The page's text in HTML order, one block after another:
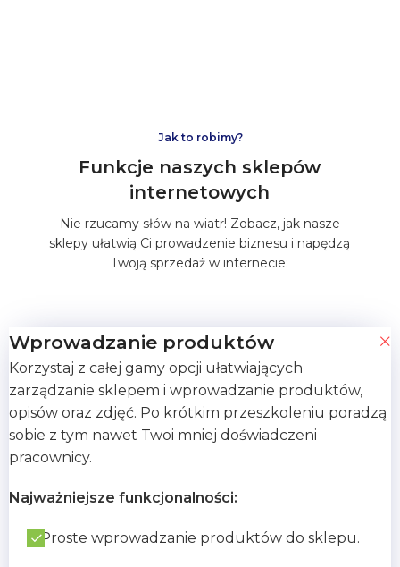
Jak to robimy?
Funkcje naszych sklepów
internetowych
Nie rzucamy słów na wiatr! Zobacz, jak nasze
sklepy ułatwią Ci prowadzenie biznesu i napędzą
Twoją sprzedaż w internecie:
Wprowadzanie produktów
Korzystaj z całej gamy opcji ułatwiających
zarządzanie sklepem i wprowadzanie produktów,
opisów oraz zdjęć. Po krótkim przeszkoleniu poradzą
sobie z tym nawet Twoi mniej doświadczeni
pracownicy.
Najważniejsze funkcjonalności:
Proste wprowadzanie produktów do sklepu.